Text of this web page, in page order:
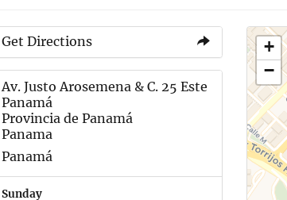
Get Directions
Av. Justo Arosemena & C. 25 Este
Panamá
Provincia de Panamá
Panama
Panamá
Sunday
+
−